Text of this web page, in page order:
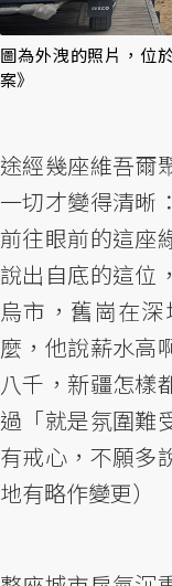
圖為外洩的照片，位
案》
途經幾座維吾爾
一切才變得清晰
前往眼前的這座
說出自底的這位
烏市，舊崗在
麼，他說薪水高
八千，新疆怎樣
過「就是氛圍難
有戒心，不願多
地有略作變更）